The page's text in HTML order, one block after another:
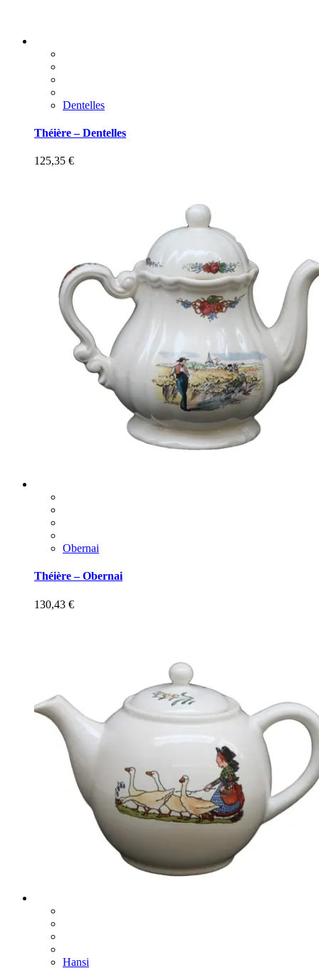
Dentelles
Théière – Dentelles
125,35 €
Obernai
Théière – Obernai
130,43 €
Hansi